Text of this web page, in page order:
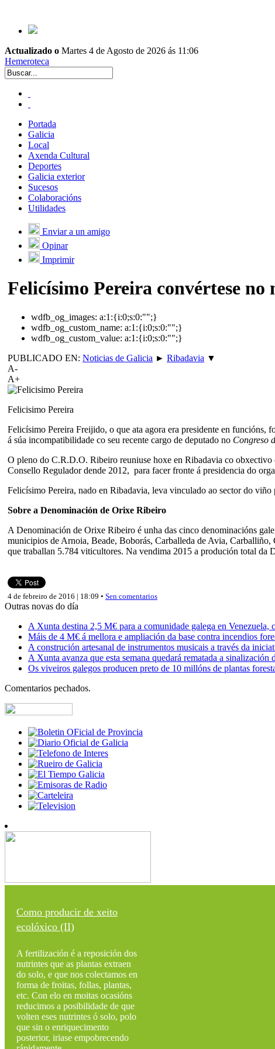
Actualizado o Martes 4 de Agosto de 2026 ás 11:06
Hemeroteca
Portada
Galicia
Local
Axenda Cultural
Deportes
Galicia exterior
Sucesos
Colaboracións
Utilidades
Enviar a un amigo
Opinar
Imprimir
Felicísimo Pereira convértese
wdfb_og_images: a:1:{i:0;s:0:"";}
wdfb_og_custom_name: a:1:{i:0;s:0:"";}
wdfb_og_custom_value: a:1:{i:0;s:0:"";}
PUBLICADO EN: Noticias de Galicia ► Ribadavia ▼
A-
A+
Felicisimo Pereira
Felicísimo Pereira Freijido, o que ata agora era presidente en
á súa incompatibilidade co seu recente cargo de deputado no Congreso
O pleno do C.R.D.O. Ribeiro reuniuse hoxe en Ribadavia co
Consello Regulador dende 2012, para facer fronte á presidencia do
Felicísimo Pereira, nado en Ribadavia, leva vinculado ao sector do
Sobre a Denominación de Orixe Ribeiro
A Denominación de Orixe Ribeiro é unha das cinco denominacións
municipios de Arnoia, Beade, Boborás, Carballeda de Avia,
que traballan 5.784 viticultores. Na vendima 2015 a produción total da
4 de febreiro de 2016 | 18:09 • Sen comentarios
Outras novas do día
A Xunta destina 2,5 M€ para a comunidade galega en Venezuela,
Máis de 4 M€ á mellora e ampliación da base contra incendios
A construción artesanal de instrumentos musicais a través da
A Xunta avanza que esta semana quedará rematada a
Os viveiros galegos producen preto de 10 millóns de plantas
Comentarios pechados.
Como producir de xeito
ecolóxico (II)
A fertilización é a reposición dos
nutrintes que as plantas extraen
do solo, e que nos colectamos en
forma de froitas, follas, plantas,
etc. Con elo en moitas ocasións
reducimos a posibilidade de que
volten eses nutrintes ó solo, polo
que sin o enriquecimento
posterior, iriase empobrecendo